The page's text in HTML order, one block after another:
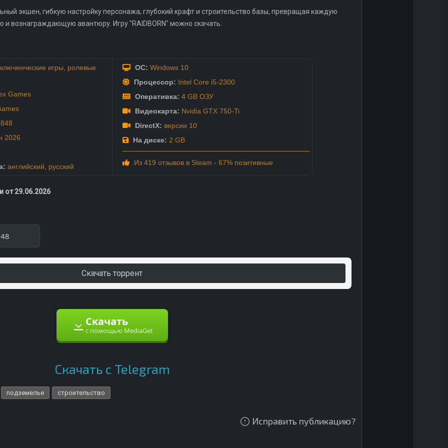
экшен, гибкую настройку персонажа, глубокий крафт и строительство базы, превращая каждую
вознаграждающую авантюру. Игру "RAIDBORN" можно скачать.
игры, ролевые
Games
2026
английский, русский
ОС: Windows 10
Процессор: Intel Core i5-2300
Оперативка: 4 GB ОЗУ
Видеокарта: Nvidia GTX 750-Ti
DirectX: версии 10
На диске: 2 GB
Из 419 отзывов в Steam - 67% позитивные
от 29.06.2026
Скачать торрент
Скачать
с помощью MediaGet
Скачать с Telegram
подземелье строительство
Исправить публикацию?